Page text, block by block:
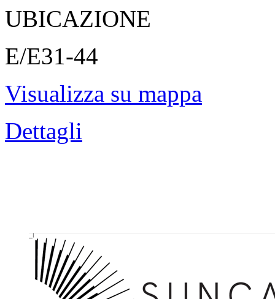
UBICAZIONE
E/E31-44
Visualizza su mappa
Dettagli